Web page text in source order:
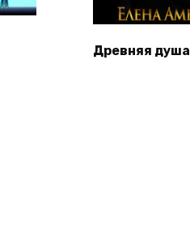
Древняя душа